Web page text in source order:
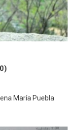
María Puebla